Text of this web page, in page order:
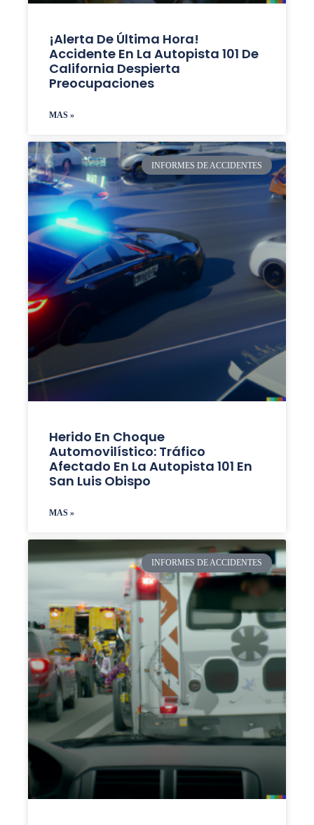
¡Alerta De Última Hora!
Accidente En La Autopista 101 De
California Despierta
Preocupaciones
MAS »
INFORMES DE ACCIDENTES
Herido En Choque
Automovilístico: Tráfico
Afectado En La Autopista 101 En
San Luis Obispo
MAS »
INFORMES DE ACCIDENTES